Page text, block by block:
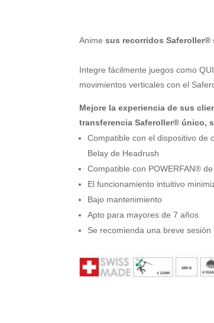
Animesus recorridos Saferoller®
Integre fácilmente juegos como
movimientos verticales con el
Mejore la experiencia de sus
transferencia Saferoller® único,
Compatible con el dispositivo de
Belay de Headrush
Compatible con POWERFAN®
El funcionamiento intuitivo
Bajo mantenimiento
Apto para mayores de 7 años
Se recomienda una breve sesión